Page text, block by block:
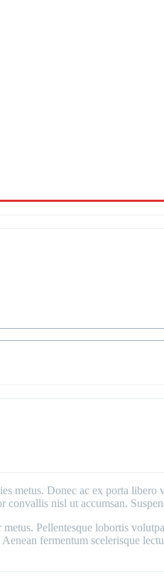
metus. Donec ac ex porta
nisl ut accumsan.
Pellentesque lobortis
fermentum scelerisque